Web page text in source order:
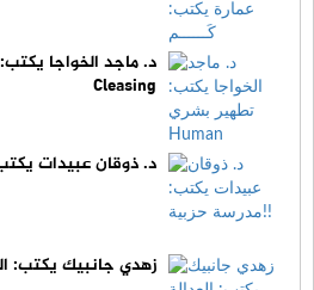
Cleasing
د. ذوقان عبيدات
زهدي جانبيك يكتب: